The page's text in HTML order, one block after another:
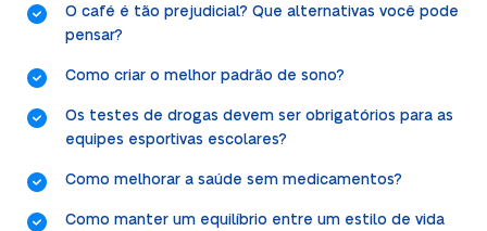
O café é tão prejudicial? Que alternativas você pode
pensar?
Como criar o melhor padrão de sono?
Os testes de drogas devem ser obrigatórios para as
equipes esportivas escolares?
Como melhorar a saúde sem medicamentos?
Como manter um equilíbrio entre um estilo de vida